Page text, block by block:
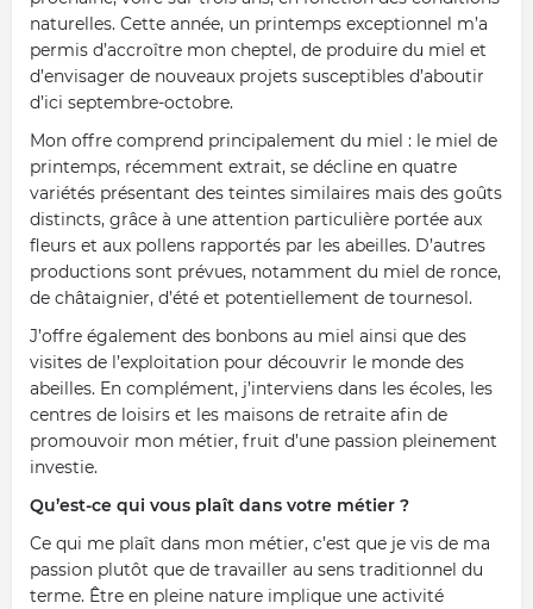
naturelles. Cette année, un printemps exceptionnel m’a
permis d’accroître mon cheptel, de produire du miel et
d’envisager de nouveaux projets susceptibles d’aboutir
d’ici septembre-octobre.
Mon offre comprend principalement du miel : le miel de
printemps, récemment extrait, se décline en quatre
variétés présentant des teintes similaires mais des goûts
distincts, grâce à une attention particulière portée aux
fleurs et aux pollens rapportés par les abeilles. D’autres
productions sont prévues, notamment du miel de ronce,
de châtaignier, d’été et potentiellement de tournesol.
J’offre également des bonbons au miel ainsi que des
visites de l’exploitation pour découvrir le monde des
abeilles. En complément, j’interviens dans les écoles, les
centres de loisirs et les maisons de retraite afin de
promouvoir mon métier, fruit d’une passion pleinement
investie.
Qu’est-ce qui vous plaît dans votre métier ?
Ce qui me plaît dans mon métier, c’est que je vis de ma
passion plutôt que de travailler au sens traditionnel du
terme. Être en pleine nature implique une activité